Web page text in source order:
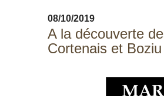
08/10/2019
A la découverte
Cortenais et